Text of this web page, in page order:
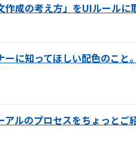
作成の考え方」をUIルールに
ーに知ってほしい配色のこと
アルのプロセスをちょっとご